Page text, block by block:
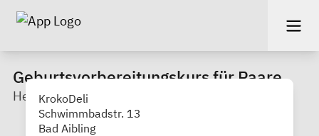
Geburtsvorbereitungskurs für Paare
Hebamme Ana Schneider
KrokoDeli
Schwimmbadstr. 13
Bad Aibling